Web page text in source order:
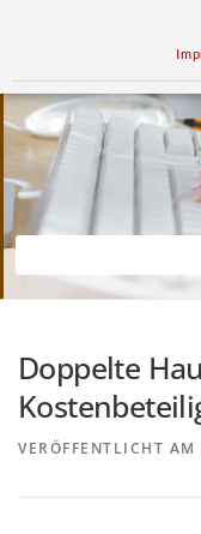
Doppelte
VERÖFFENTLICHT AM